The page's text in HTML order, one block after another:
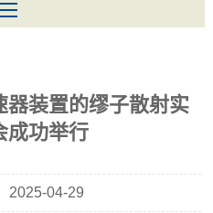
器装置的缪子散射实
成功举行
2025-04-29